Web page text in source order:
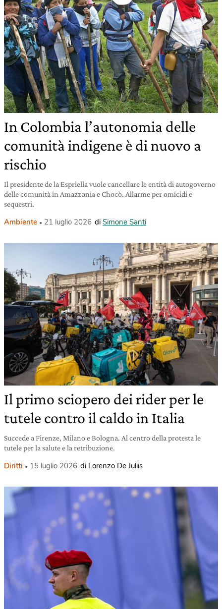
In Colombia l’autonomia delle
comunità indigene è di nuovo a
rischio
Il presidente de la Espriella vuole cancellare le entità di autogoverno
delle comunità in Amazzonia e Chocò. Allarme per omicidi e
sequestri.
Ambiente 21 luglio 2026 di Simone Santi
Il primo sciopero dei rider per le
tutele contro il caldo in Italia
Succede a Firenze, Milano e Bologna. Al centro della protesta le
tutele per la salute e la retribuzione.
Diritti 15 luglio 2026 di Lorenzo De Juliis